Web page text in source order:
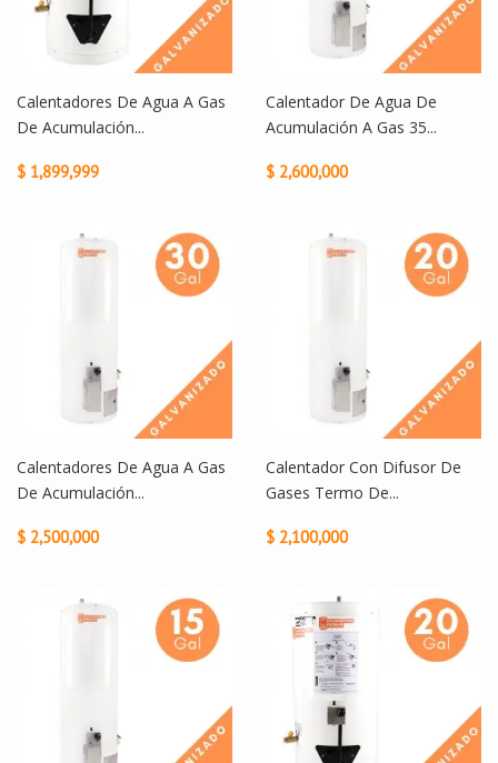
Calentadores De Agua A Gas
De Acumulación...
$ 1,899,999
Calentador De Agua De
Acumulación A Gas 35...
$ 2,600,000
Calentadores De Agua A Gas
De Acumulación...
$ 2,500,000
Calentador Con Difusor De
Gases Termo De...
$ 2,100,000